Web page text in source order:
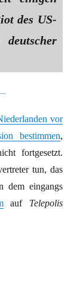
des US-
vor
bestimmen,
fortgesetzt.
tun, das
dem eingangs
auf Telepolis